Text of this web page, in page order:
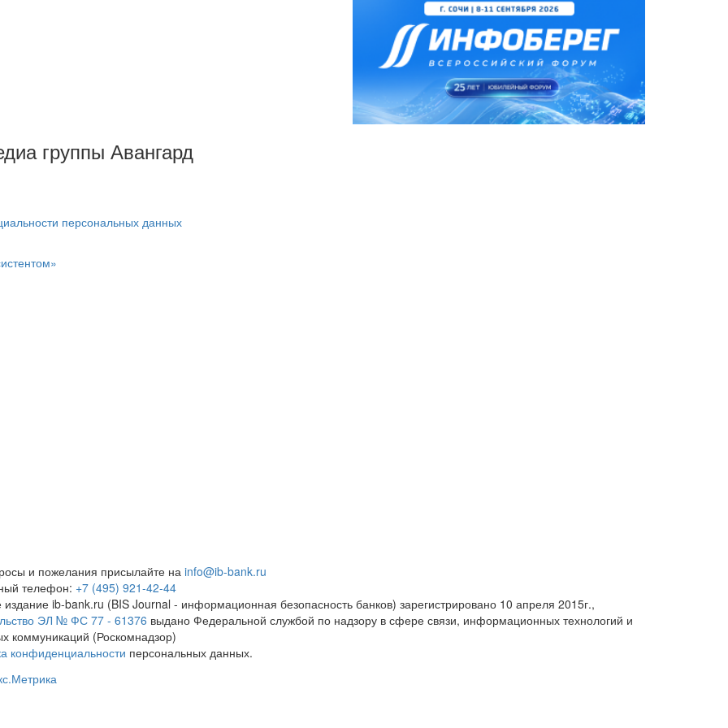
группы Авангард
персональных данных
и пожелания присылайте на info@ib-bank.ru
телефон: +7 (495) 921-42-44
издание ib-bank.ru (BIS Journal - информационная безопасность банков) зарегистрировано 10 апреля 2015г.,
ЭЛ № ФС 77 - 61376 выдано Федеральной службой по надзору в сфере связи, информационных технологий и
коммуникаций (Роскомнадзор)
конфиденциальности персональных данных.